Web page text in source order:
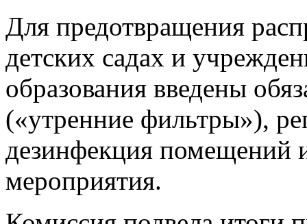
Для предотвращения
детских садах и
образования введены
(«утренние фильтры»),
дезинфекция помещений
мероприятия.